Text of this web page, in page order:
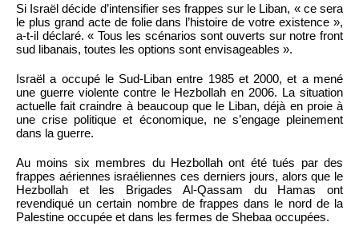
Si Israël décide d’intensifier ses frappes sur le Liban, « ce sera
le plus grand acte de folie dans l’histoire de votre existence »,
a-t-il déclaré. « Tous les scénarios sont ouverts sur notre front
sud libanais, toutes les options sont envisageables ».
Israël a occupé le Sud-Liban entre 1985 et 2000, et a mené
une guerre violente contre le Hezbollah en 2006. La situation
actuelle fait craindre à beaucoup que le Liban, déjà en proie à
une crise politique et économique, ne s’engage pleinement
dans la guerre.
Au moins six membres du Hezbollah ont été tués par des
frappes aériennes israéliennes ces derniers jours, alors que le
Hezbollah et les Brigades Al-Qassam du Hamas ont
revendiqué un certain nombre de frappes dans le nord de la
Palestine occupée et dans les fermes de Shebaa occupées.